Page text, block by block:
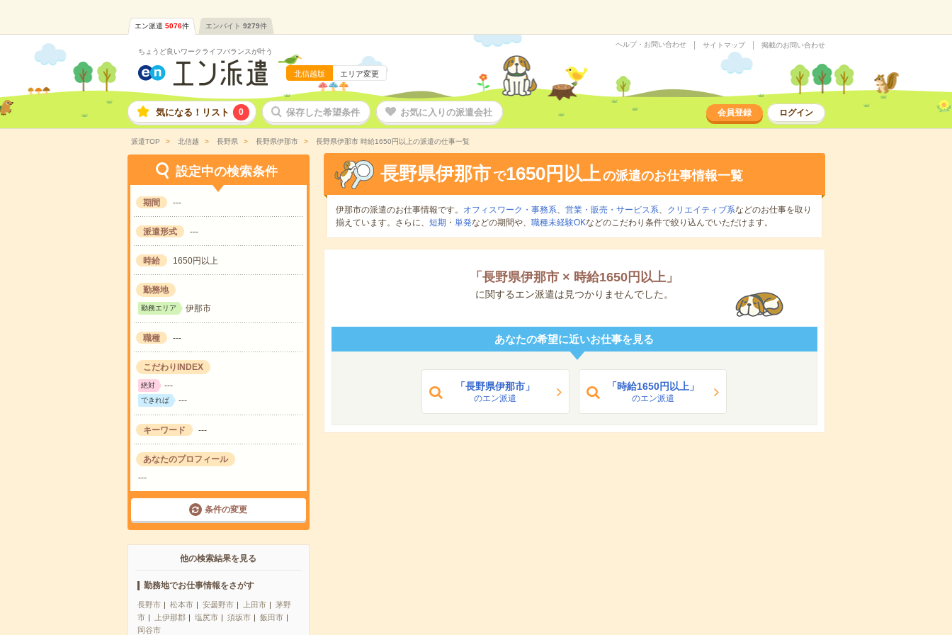
エン派遣 5076件 エンバイト 9279件
ちょうど良いワークライフバランスが叶う
北信越版 エリア変更
ヘルプ・お問い合わせ サイトマップ 掲載のお問い合わせ
気になる！リスト 0 保存した希望条件 お気に入りの派遣会社 会員登録 ログイン
派遣TOP 北信越 長野県 長野県伊那市 長野県伊那市 時給1650円以上の派遣の仕事一覧
設定中の検索条件
期間 ---
派遣形式 ---
時給 1650円以上
勤務地
勤務エリア 伊那市
職種 ---
こだわりINDEX
絶対 ---
できれば ---
キーワード ---
あなたのプロフィール
---
条件の変更
他の検索結果を見る
勤務地でお仕事情報をさがす
長野市 松本市 安曇野市 上田市
茅野
市
上伊那郡 塩尻市 須坂市
飯田市
岡谷市
長野県伊那市 で1650円以上の派遣のお仕事情報一覧
伊那市の派遣のお仕事情報です。 オフィスワーク・事務系、 営業・販売・サービス系、 クリエイティブ系などのお仕事を取り
揃えています。さらに、 短期 ・ 単発などの期間や、 職種未経験OKなどのこだわり条件で絞り込んでいただけます。
「 長野県伊那市 × 時給1650円以上 」
に関するエン派遣は見つかりませんでした。
あなたの希望に近いお仕事を見る
「長野県伊那市」
のエン派遣
「時給1650円以上」
のエン派遣